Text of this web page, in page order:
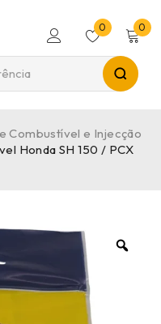
0 0
Combustível e Injecção
Honda SH 150 / PCX